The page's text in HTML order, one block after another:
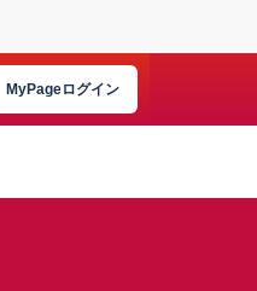
MyPageログイン